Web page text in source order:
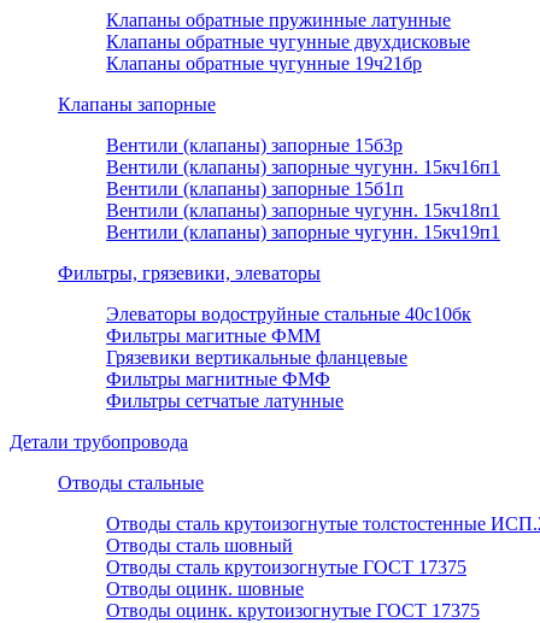
Клапаны обратные пружинные латунные
Клапаны обратные чугунные двухдисковые
Клапаны обратные чугунные 19ч21бр
Клапаны запорные
Вентили (клапаны) запорные 15б3р
Вентили (клапаны) запорные чугунн. 15кч16п1
Вентили (клапаны) запорные 15б1п
Вентили (клапаны) запорные чугунн. 15кч18п1
Вентили (клапаны) запорные чугунн. 15кч19п1
Фильтры, грязевики, элеваторы
Элеваторы водоструйные стальные 40с10бк
Фильтры магитные ФММ
Грязевики вертикальные фланцевые
Фильтры магнитные ФМФ
Фильтры сетчатые латунные
Детали трубопровода
Отводы стальные
Отводы сталь крутоизогнутые толстостенные
Отводы сталь шовный
Отводы сталь крутоизогнутые ГОСТ 17375
Отводы оцинк. шовные
Отводы оцинк. крутоизогнутые ГОСТ 17375